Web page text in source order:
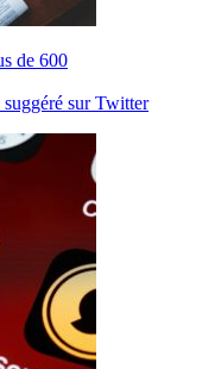
de 600
sur Twitter